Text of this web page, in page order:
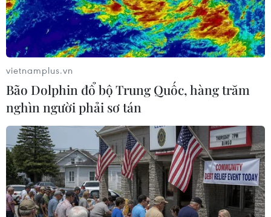
Trung Quốc: Giá tiêu dùng và giá sản
xuất cùng giảm tốc trong tháng
7/2026
09/08/2026 14:40
Hàn Quốc và Đài Loan lần đầu tiên
vượt Nhật Bản về kim ngạch xuất
khẩu
09/08/2026 14:15
Thêm dư địa dòng tiền cho doanh
vietnamplus.vn
Bão Dolphin đổ bộ Trung Quốc, hàng trăm
nghìn người phải sơ tán